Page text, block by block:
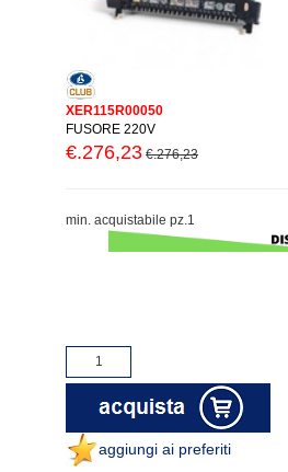
XER115R00050
FUSORE 220V
€.276,23 €.276,23
min. acquistabile pz.1
aggiungi ai preferiti